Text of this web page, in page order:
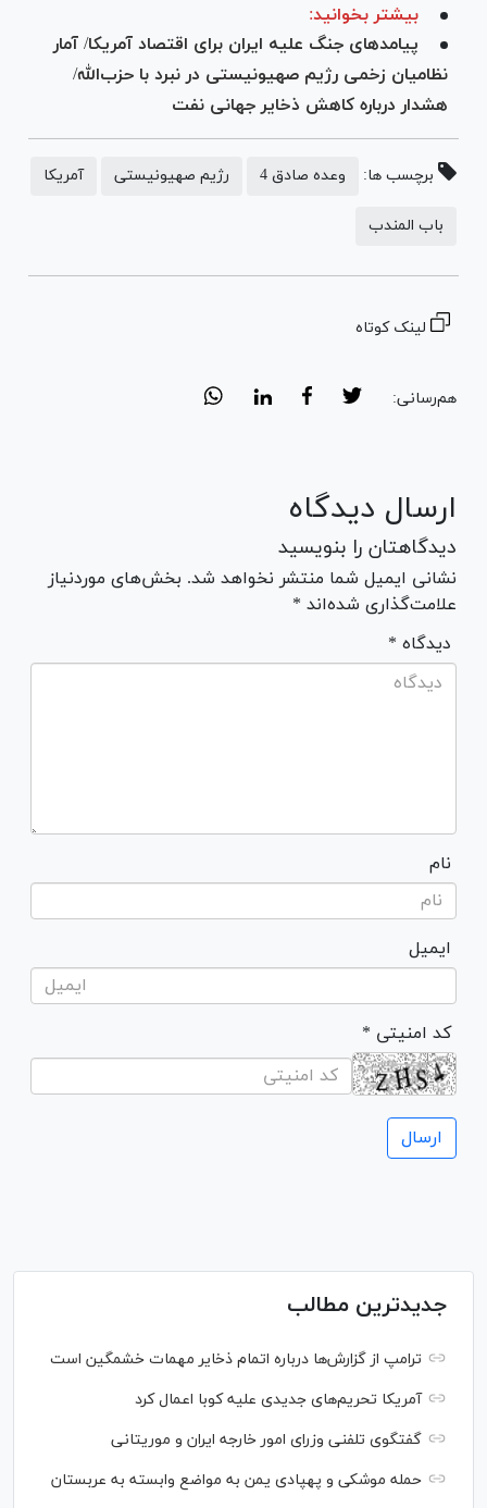
بیشتر بخوانید:
پیامدهای جنگ علیه ایران برای اقتصاد آمریکا/ آمار
نظامیان زخمی رژیم صهیونیستی در نبرد با حزب‌الله/
هشدار درباره کاهش ذخایر جهانی نفت
برچسب ها: وعده صادق 4 رژیم صهیونیستی آمریکا
باب المندب
لینک کوتاه
هم‌رسانی:
ارسال دیدگاه
دیدگاهتان را بنویسید
نشانی ایمیل شما منتشر نخواهد شد. بخش‌های موردنیاز
علامت‌گذاری شده‌اند *
* دیدگاه
نام
ایمیل
* کد امنیتی
جدیدترین مطالب
ترامپ از گزارش‌ها درباره اتمام ذخایر مهمات خشمگین است
آمریکا تحریم‌های جدیدی علیه کوبا اعمال کرد
گفتگوی تلفنی وزرای امور خارجه ایران و موریتانی
حمله موشکی و پهپادی یمن به مواضع وابسته به عربستان